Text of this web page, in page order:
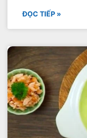
ĐỌC TIẾP »